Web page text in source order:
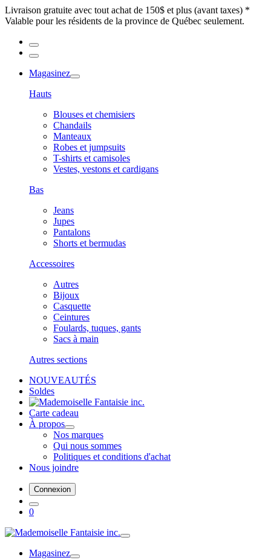
Livraison gratuite avec tout achat de 150$ et plus (avant taxes) *
Valable pour les résidents de la province de Québec seulement.
Magasinez
Hauts
Blouses et chemisiers
Chandails
Manteaux
Robes et jumpsuits
T-shirts et camisoles
Vestes, vestons et cardigans
Bas
Jeans
Jupes
Pantalons
Shorts et bermudas
Accessoires
Autres
Bijoux
Casquette
Ceintures
Foulards, tuques, gants
Sacs à main
Autres sections
NOUVEAUTÉS
Soldes
Carte cadeau
À propos
Nos marques
Qui nous sommes
Politiques et conditions d'achat
Nous joindre
Connexion
0
Magasinez